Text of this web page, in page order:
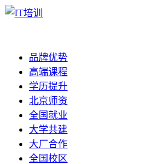
品牌优势
高端课程
学历提升
北京师资
全国就业
大学共建
大厂合作
全国校区